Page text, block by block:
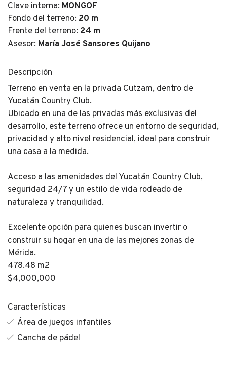
Clave interna: MONGOF
Fondo del terreno: 20 m
Frente del terreno: 24 m
Asesor: María José Sansores Quijano
Descripción
Terreno en venta en la privada Cutzam, dentro de
Yucatán Country Club.
Ubicado en una de las privadas más exclusivas del
desarrollo, este terreno ofrece un entorno de seguridad,
privacidad y alto nivel residencial, ideal para construir
una casa a la medida.
Acceso a las amenidades del Yucatán Country Club,
seguridad 24/7 y un estilo de vida rodeado de
naturaleza y tranquilidad.
Excelente opción para quienes buscan invertir o
construir su hogar en una de las mejores zonas de
Mérida.
478.48 m2
$4,000,000
Características
Área de juegos infantiles
Cancha de pádel